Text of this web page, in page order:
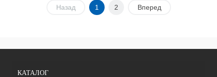
Назад 1 2 Вперед
КАТАЛОГ